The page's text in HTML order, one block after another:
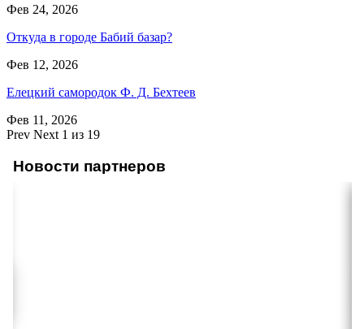
Фев 24, 2026
Откуда в городе Бабий базар?
Фев 12, 2026
Елецкий самородок Ф. Д. Бехтеев
Фев 11, 2026
Prev Next 1 из 19
Новости партнеров